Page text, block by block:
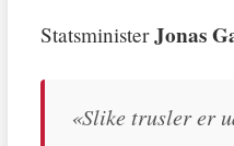
StatsministerJonas
«Slike trusler er